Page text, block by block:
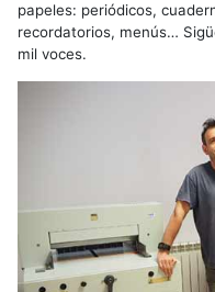
papeles: periódicos,
recordatorios, menús…
mil voces.